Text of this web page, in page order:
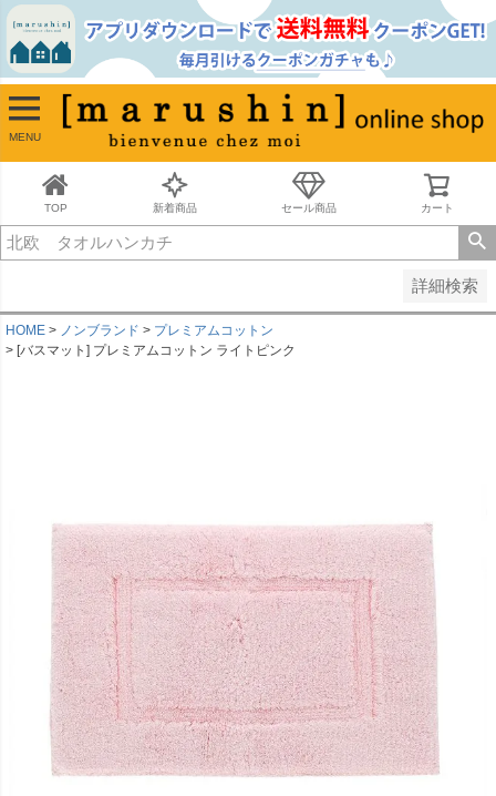
MENU
TOP 新着商品 セール商品 カート
詳細検索
並び順
新着順
古い順
価格が安い順
価格が高い順
キーワードヒット順
HOME ノンブランド
プレミアムコットン
[バスマット] プレミアムコットン ライトピンク